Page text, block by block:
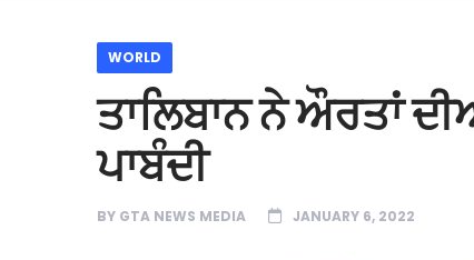
WORLD
ਤਾਲਿਬਾਨ ਨੇ ਔਰਤਾਂ
ਪਾਬੰਦੀ
BY GTA NEWS MEDIA JANUARY 6, 2022